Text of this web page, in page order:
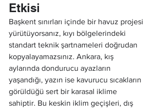
Etkisi
Başkent sınırları içinde bir havuz projesi
yürütüyorsanız, kıyı bölgelerindeki
standart teknik şartnameleri doğrudan
kopyalayamazsınız. Ankara, kış
aylarında dondurucu ayazların
yaşandığı, yazın ise kavurucu sıcakların
görüldüğü sert bir karasal iklime
sahiptir. Bu keskin iklim geçişleri, dış